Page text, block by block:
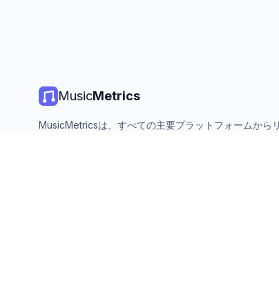
MusicMetrics
MusicMetricsは、すべての主要プラットフォームから